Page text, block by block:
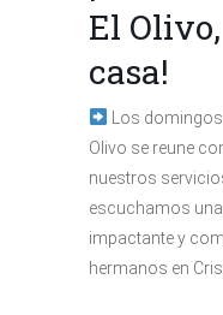
El
casa!
Los
Olivo se reune
nuestros
escuchamos
impactante y
hermanos en